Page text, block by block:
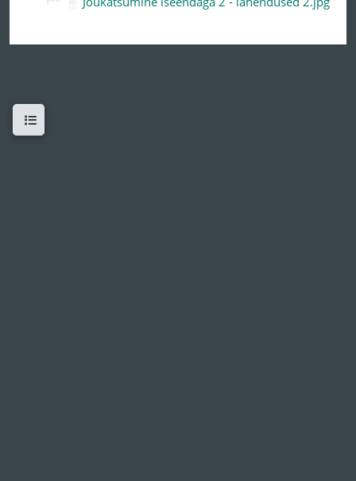
Ava kursuse sisukord